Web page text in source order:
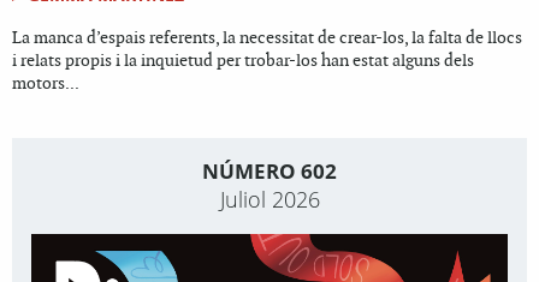
La manca d’espais referents, la necessitat de crear-los, la falta de llocs
i relats propis i la inquietud per trobar-los han estat alguns dels
motors...
NÚMERO 602
Juliol 2026